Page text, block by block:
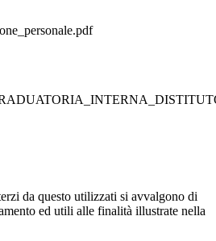
da questo utilizzati si avvalgono di
ed utili alle finalità illustrate nella